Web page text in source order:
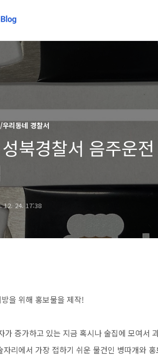
리동네 경찰서
북경찰서 음주운
12. 24. 17:38
을 위해 홍보물을 제작!
가 증가하고 있는 지금 혹시나 술집에 모여서
리에서 가장 접하기 쉬운 물건인 병따개와